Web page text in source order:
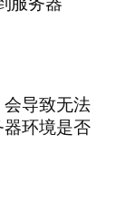
会导致无法
器环境是否